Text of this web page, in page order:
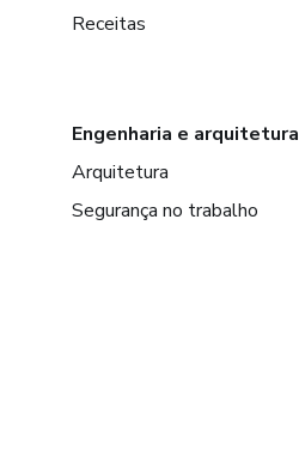
Receitas
Engenharia e arquitetura
Arquitetura
Segurança no trabalho